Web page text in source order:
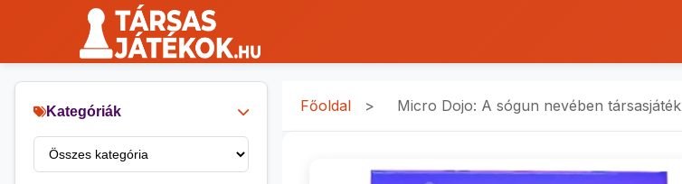
Kategóriák Főoldal > Micro Dojo: A sógun nevében társasjáték